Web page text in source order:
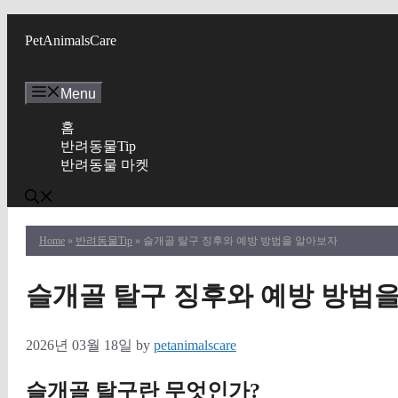
PetAnimalsCare
Menu
홈
반려동물Tip
반려동물 마켓
Home » 반려동물Tip » 슬개골 탈구 징후와 예방 방법을 알아보자
슬개골 탈구 징후와 예방 방법
2026년 03월 18일 by petanimalscare
슬개골 탈구란 무엇인가?